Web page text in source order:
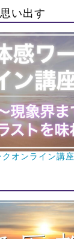
い出す
オンライン講座